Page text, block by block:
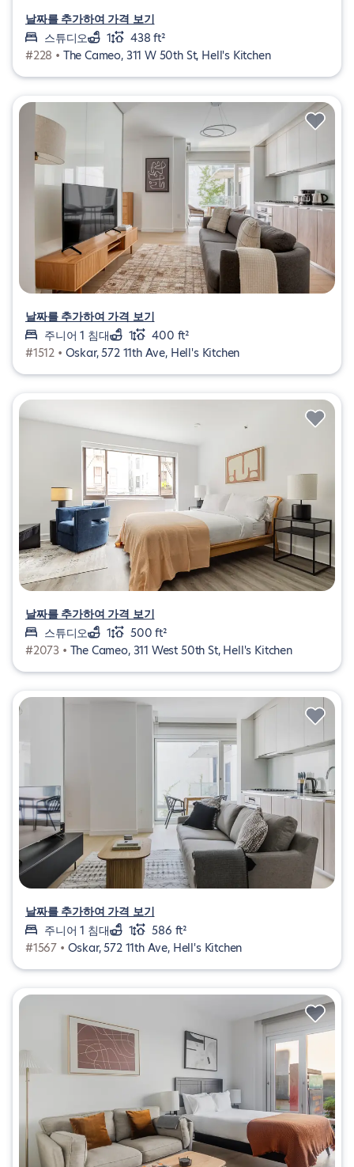
날짜를 추가하여 가격 보기
스튜디오
1
438 ft²
#228 • The Cameo, 311 W 50th St, Hell's Kitchen
날짜를 추가하여 가격 보기
주니어 1 침대
1
400 ft²
#1512 • Oskar, 572 11th Ave, Hell's Kitchen
날짜를 추가하여 가격 보기
스튜디오
1
500 ft²
#2073 • The Cameo, 311 West 50th St, Hell's Kitchen
날짜를 추가하여 가격 보기
주니어 1 침대
1
586 ft²
#1567 • Oskar, 572 11th Ave, Hell's Kitchen